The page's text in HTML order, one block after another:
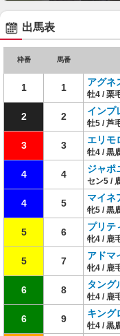
出馬表
枠番 馬番
1 1 アグネ
牡4 / 栗
2 2 インプ
牡5 / 芦
3 3 エリモ
牡4 / 黒
4 4 ジャポ
セン5 /
4 5 マイネ
牝5 / 黒
5 6 プリテ
牝4 / 鹿
5 7 アドマ
牝4 / 鹿
6 8 タング
牡4 / 鹿
6 9 キング
牡4 / 黒